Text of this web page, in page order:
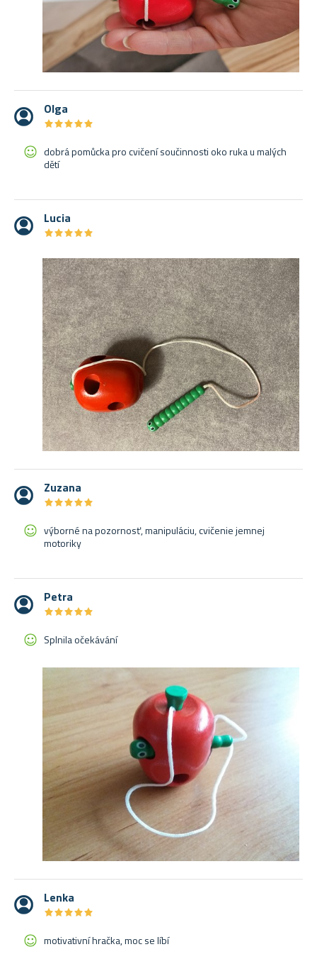
Olga
★★★★★
★★★★★
dobrá pomůcka pro cvičení součinnosti oko ruka u malých
dětí
Lucia
★★★★★
★★★★★
Zuzana
★★★★★
★★★★★
výborné na pozornosť, manipuláciu, cvičenie jemnej
motoriky
Petra
★★★★★
★★★★★
Splnila očekávání
Lenka
★★★★★
★★★★★
motivativní hračka, moc se líbí